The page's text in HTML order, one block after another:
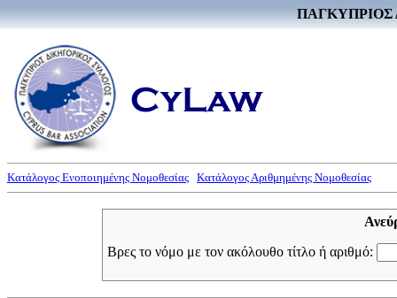
ΠΑΓΚΥΠΡΙΟΣ
Κατάλογος Ενοποιημένης Νομοθεσίας Κατάλογος Αριθμημένης Νομοθεσίας
Βρες το νόμο με τον ακόλουθο τίτλο ή αριθμό: